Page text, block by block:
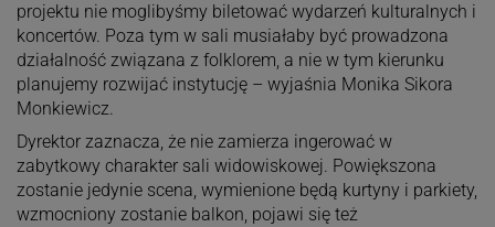
projektu nie moglibyśmy biletować wydarzeń kulturalnych i
koncertów. Poza tym w sali musiałaby być prowadzona
działalność związana z folklorem, a nie w tym kierunku
planujemy rozwijać instytucję – wyjaśnia Monika Sikora
Monkiewicz.
Dyrektor zaznacza, że nie zamierza ingerować w
zabytkowy charakter sali widowiskowej. Powiększona
zostanie jedynie scena, wymienione będą kurtyny i parkiety,
wzmocniony zostanie balkon, pojawi się też